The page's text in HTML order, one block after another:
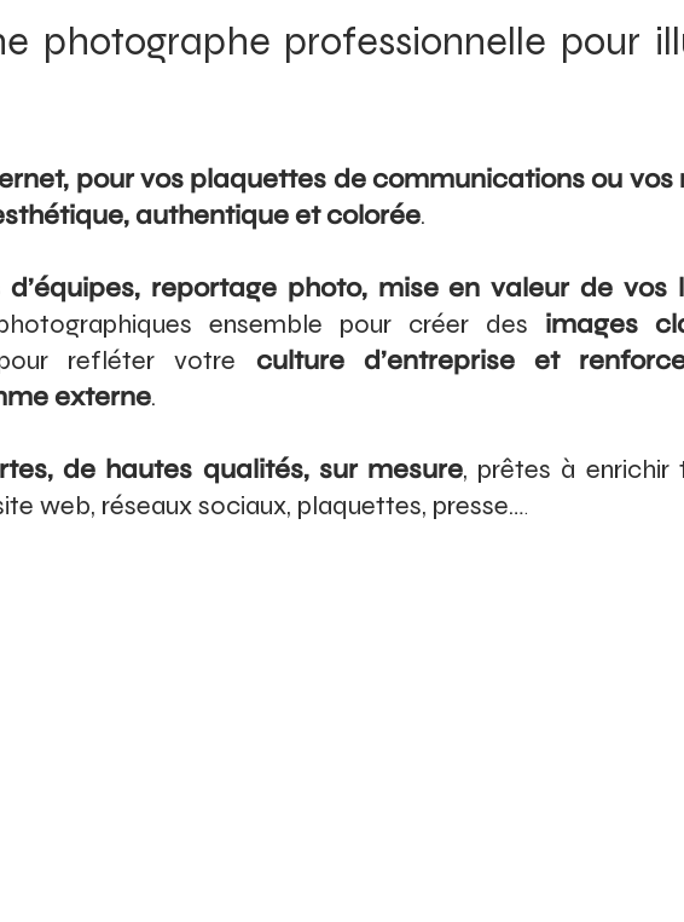
photographe professionnelle pour
pour vos plaquettes de communications ou vos
authentique et colorée.
reportage photo, mise en valeur de vos
ensemble pour créer des images
refléter votre culture d’entreprise et
externe.
de hautes qualités, sur mesure, prêtes à enrichir
web, réseaux sociaux, plaquettes, presse….